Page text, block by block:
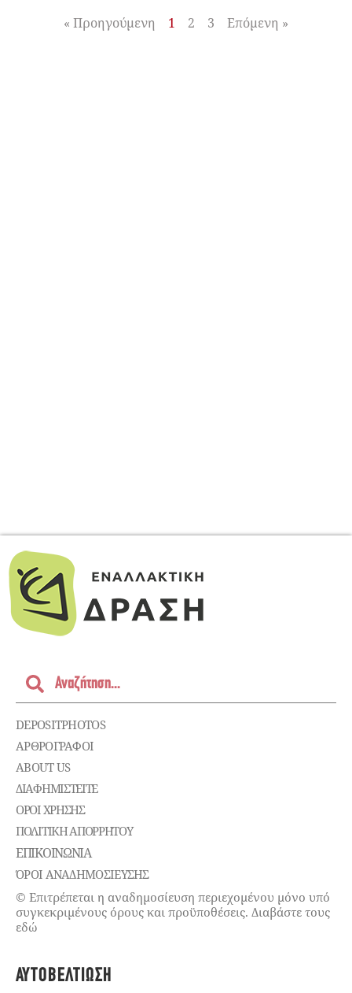
« Προηγούμενη 1 2 3 Επόμενη »
DEPOSITPHOTOS
ΑΡΘΡΟΓΡΑΦΟΙ
ABOUT US
ΔΙΑΦΗΜΙΣΤΕΊΤΕ
ΌΡΟΙ ΧΡΉΣΗΣ
ΠΟΛΙΤΙΚΉ ΑΠΟΡΡΉΤΟΥ
ΕΠΙΚΟΙΝΩΝΊΑ
ΌΡΟΙ ΑΝΑΔΗΜΟΣΙΕΥΣΗΣ
© Επιτρέπεται η αναδημοσίευση περιεχομένου μόνο υπό
συγκεκριμένους όρους και προϋποθέσεις. Διαβάστε τους
εδώ
ΑΥΤΟΒΕΛΤΊΩΣΗ